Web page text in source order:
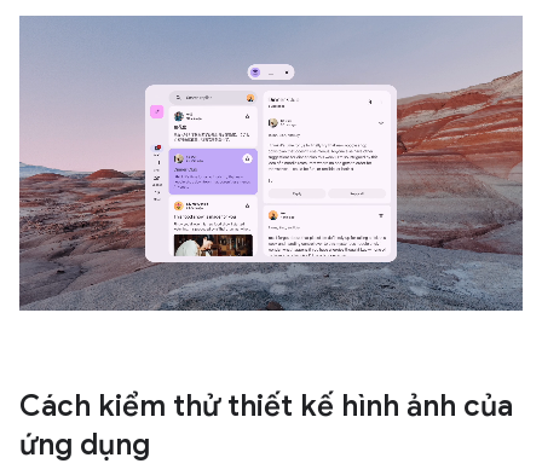
Cách kiểm thử thiết kế hình ảnh của
ứng dụng